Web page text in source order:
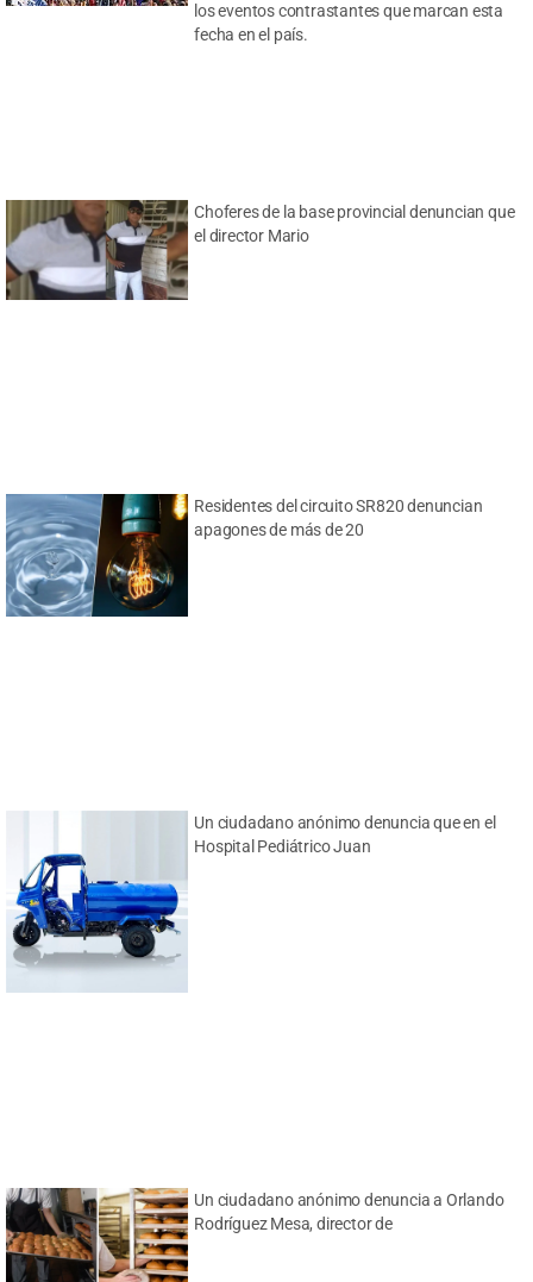
los eventos contrastantes que marcan esta
fecha en el país.
Choferes de la base provincial denuncian que
el director Mario
Residentes del circuito SR820 denuncian
apagones de más de 20
Un ciudadano anónimo denuncia que en el
Hospital Pediátrico Juan
Un ciudadano anónimo denuncia a Orlando
Rodríguez Mesa, director de